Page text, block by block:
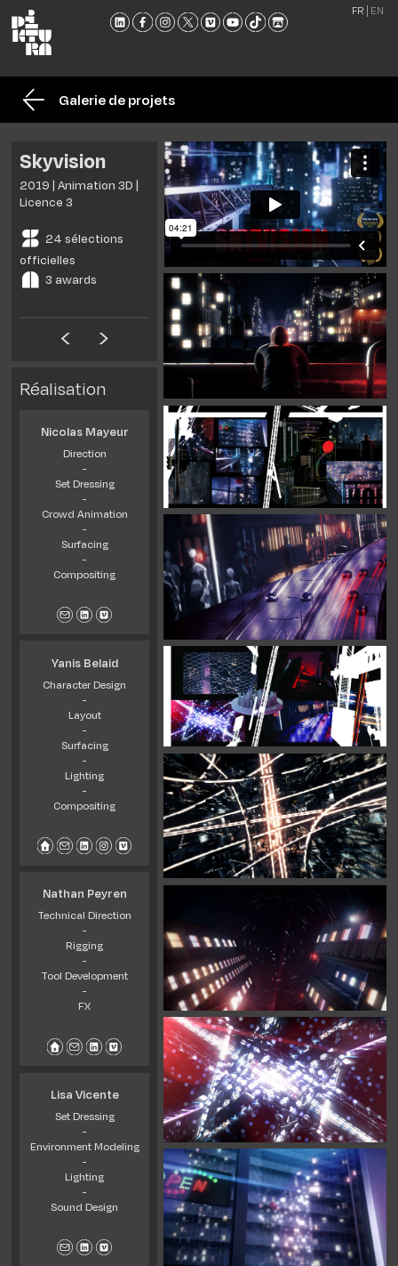
FR EN
NOUS
ET
Galerie de projets
Skyvision
2019 | Animation 3D |
Licence 3
24 sélections
officielles
3 awards
Réalisation
Nicolas Mayeur
Direction
-
Set Dressing
-
Crowd Animation
-
Surfacing
-
Compositing
Yanis Belaid
Character Design
-
Layout
-
Surfacing
-
Lighting
-
Compositing
Nathan Peyren
Technical Direction
-
Rigging
-
Tool Development
-
FX
Lisa Vicente
Set Dressing
-
Environment Modeling
-
Lighting
-
Sound Design